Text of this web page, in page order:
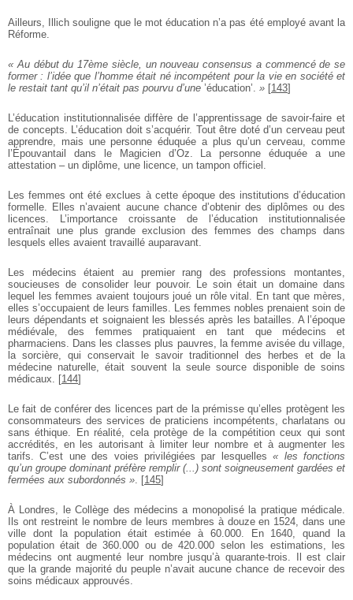
Ailleurs, Illich souligne que le mot éducation n’a pas été employé avant la
Réforme.
« Au début du 17ème siècle, un nouveau consensus a commencé de se
former : l’idée que l’homme était né incompétent pour la vie en société et
le restait tant qu’il n’était pas pourvu d’une ’éducation’. » [143]
L’éducation institutionnalisée diffère de l’apprentissage de savoir-faire et
de concepts. L’éducation doit s’acquérir. Tout être doté d’un cerveau peut
apprendre, mais une personne éduquée a plus qu’un cerveau, comme
l’Épouvantail dans le Magicien d’Oz. La personne éduquée a une
attestation – un diplôme, une licence, un tampon officiel.
Les femmes ont été exclues à cette époque des institutions d’éducation
formelle. Elles n’avaient aucune chance d’obtenir des diplômes ou des
licences. L’importance croissante de l’éducation institutionnalisée
entraînait une plus grande exclusion des femmes des champs dans
lesquels elles avaient travaillé auparavant.
Les médecins étaient au premier rang des professions montantes,
soucieuses de consolider leur pouvoir. Le soin était un domaine dans
lequel les femmes avaient toujours joué un rôle vital. En tant que mères,
elles s’occupaient de leurs familles. Les femmes nobles prenaient soin de
leurs dépendants et soignaient les blessés après les batailles. A l’époque
médiévale, des femmes pratiquaient en tant que médecins et
pharmaciens. Dans les classes plus pauvres, la femme avisée du village,
la sorcière, qui conservait le savoir traditionnel des herbes et de la
médecine naturelle, était souvent la seule source disponible de soins
médicaux. [144]
Le fait de conférer des licences part de la prémisse qu’elles protègent les
consommateurs des services de praticiens incompétents, charlatans ou
sans éthique. En réalité, cela protège de la compétition ceux qui sont
accrédités, en les autorisant à limiter leur nombre et à augmenter les
tarifs. C’est une des voies privilégiées par lesquelles« les fonctions
qu’un groupe dominant préfère remplir (...) sont soigneusement gardées et
fermées aux subordonnés ». [145]
À Londres, le Collège des médecins a monopolisé la pratique médicale.
Ils ont restreint le nombre de leurs membres à douze en 1524, dans une
ville dont la population était estimée à 60.000. En 1640, quand la
population était de 360.000 ou de 420.000 selon les estimations, les
médecins ont augmenté leur nombre jusqu’à quarante-trois. Il est clair
que la grande majorité du peuple n’avait aucune chance de recevoir des
soins médicaux approuvés.